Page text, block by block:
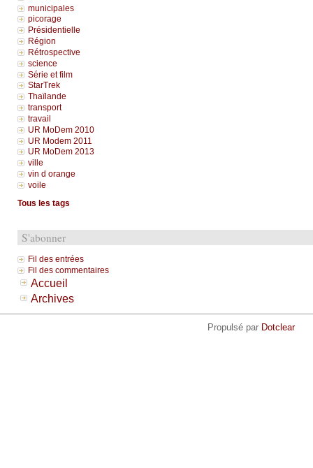
municipales
picorage
Présidentielle
Région
Rétrospective
science
Série et film
StarTrek
Thaïlande
transport
travail
UR MoDem 2010
UR Modem 2011
UR MoDem 2013
ville
vin d orange
voile
Tous les tags
S'abonner
Fil des entrées
Fil des commentaires
Accueil
Archives
Propulsé par Dotclear